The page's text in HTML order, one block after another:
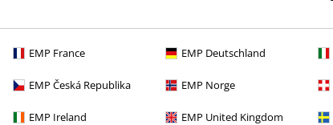
EMP France EMP Deutschland
EMP Česká Republika EMP Norge
EMP Ireland EMP United Kingdom